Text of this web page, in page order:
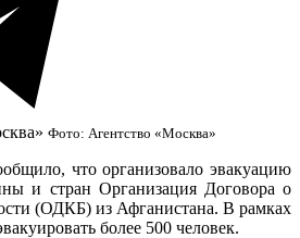
Фото: Агентство «Москва»
что организовало эвакуацию
и стран Организация Договора о
(ОДКБ) из Афганистана. В рамках
более 500 человек.